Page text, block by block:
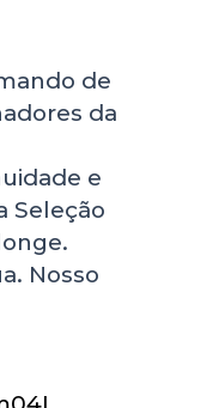
de
da
e
Seleção
Nosso